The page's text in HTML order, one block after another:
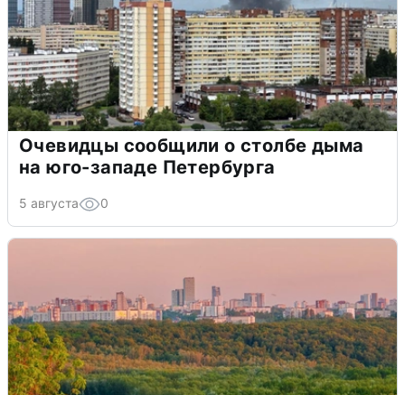
Очевидцы сообщили о столбе дыма
на юго-западе Петербурга
5 августа 0